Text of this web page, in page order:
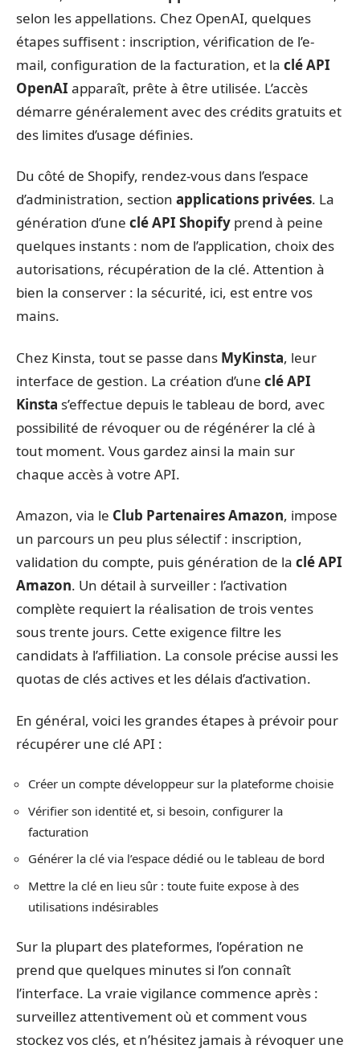
selon les appellations. Chez OpenAI, quelques
étapes suffisent : inscription, vérification de l’e-
mail, configuration de la facturation, et la clé API
OpenAI apparaît, prête à être utilisée. L’accès
démarre généralement avec des crédits gratuits et
des limites d’usage définies.
Du côté de Shopify, rendez-vous dans l’espace
d’administration, section applications privées. La
génération d’une clé API Shopify prend à peine
quelques instants : nom de l’application, choix des
autorisations, récupération de la clé. Attention à
bien la conserver : la sécurité, ici, est entre vos
mains.
Chez Kinsta, tout se passe dans MyKinsta, leur
interface de gestion. La création d’une clé API
Kinsta s’effectue depuis le tableau de bord, avec
possibilité de révoquer ou de régénérer la clé à
tout moment. Vous gardez ainsi la main sur
chaque accès à votre API.
Amazon, via le Club Partenaires Amazon, impose
un parcours un peu plus sélectif : inscription,
validation du compte, puis génération de la clé API
Amazon. Un détail à surveiller : l’activation
complète requiert la réalisation de trois ventes
sous trente jours. Cette exigence filtre les
candidats à l’affiliation. La console précise aussi les
quotas de clés actives et les délais d’activation.
En général, voici les grandes étapes à prévoir pour
récupérer une clé API :
Créer un compte développeur sur la plateforme choisie
Vérifier son identité et, si besoin, configurer la
facturation
Générer la clé via l’espace dédié ou le tableau de bord
Mettre la clé en lieu sûr : toute fuite expose à des
utilisations indésirables
Sur la plupart des plateformes, l’opération ne
prend que quelques minutes si l’on connaît
l’interface. La vraie vigilance commence après :
surveillez attentivement où et comment vous
stockez vos clés, et n’hésitez jamais à révoquer une